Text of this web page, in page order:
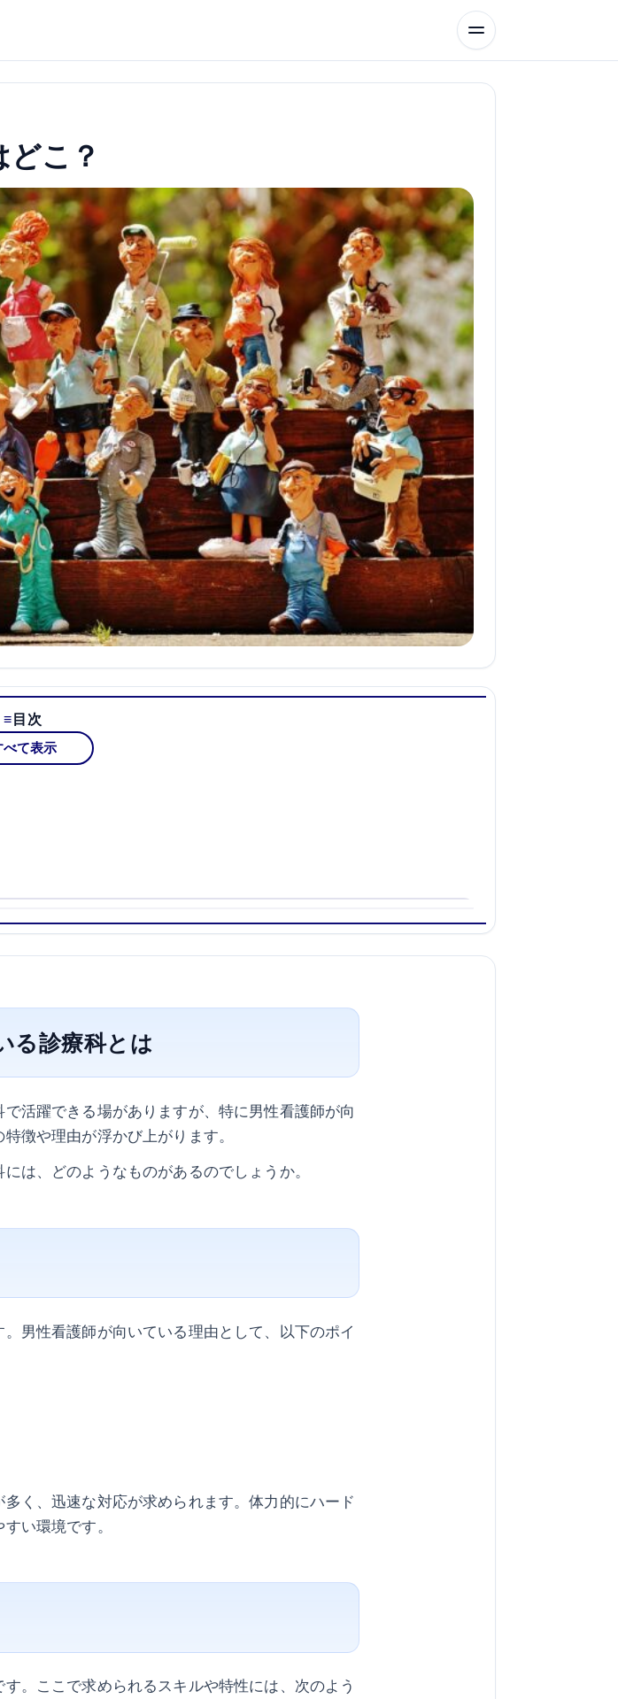
こ？
目次
べて表示
る診療科とは
活躍できる場がありますが、特に男性看護師が向
徴や理由が浮かび上がります。
は、どのようなものがあるのでしょうか。
男性看護師が向いている理由として、以下のポイ
く、迅速な対応が求められます。体力的にハード
い環境です。
。ここで求められるスキルや特性には、次のよう